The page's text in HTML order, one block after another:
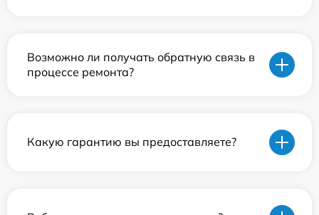
Возможно ли получать обратную связь в
процессе ремонта?
Какую гарантию вы предоставляете?